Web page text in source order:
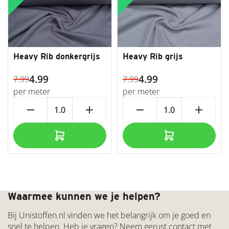
Ribcord
Stretch
Seersucker
katoen
Softshell
washed
katoen
3mm
Viscose
Linnen
Voering
Jersey
Heavy Rib donkergrijs
7.994.99
per meter
remove add
Heavy Rib grijs
7.994.99
per meter
remove add
Waarmee kunnen we je helpen?
Bij Unistoffen.nl vinden we het belangrijk om je goed en
snel te helpen. Heb je vragen? Neem gerust contact met